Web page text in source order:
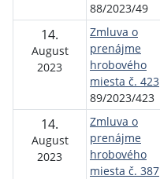
88/2023/49
14.
August
2023
Zmluva o
prenájme
hrobového
miesta č. 423
89/2023/423
14.
August
2023
Zmluva o
prenájme
hrobového
miesta č. 387